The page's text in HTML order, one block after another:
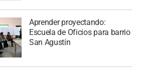
Aprender proyectando:
Escuela de Oficios para barrio
San Agustín